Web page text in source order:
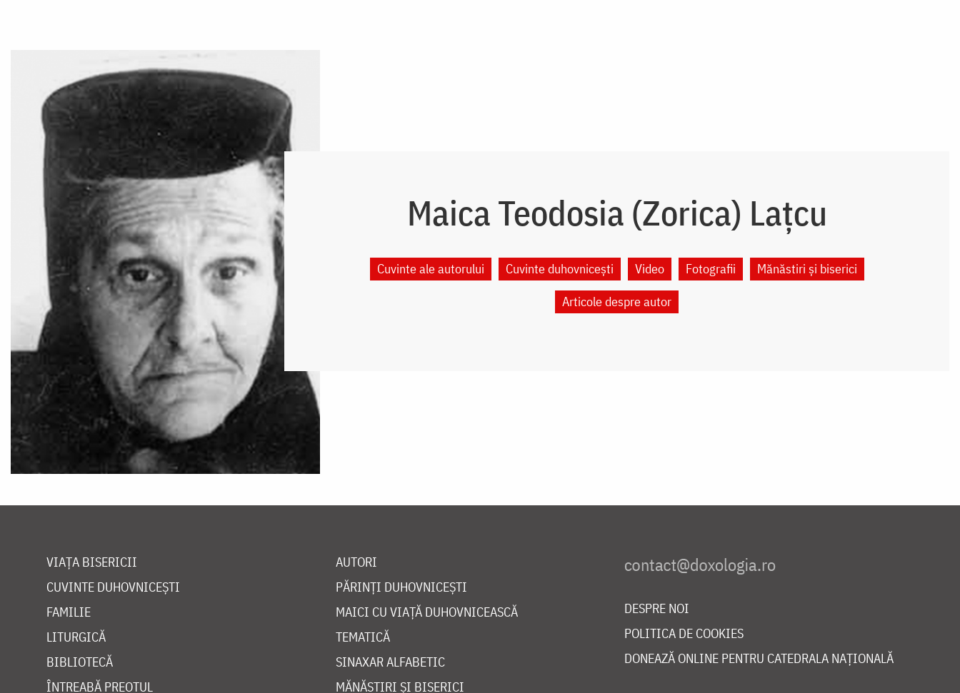
Maica Teodosia (Zorica) Lațcu
Cuvinte ale autorului Cuvinte duhovnicești Video Fotografii
Mănăstiri și biserici
Articole despre autor
VIAȚA BISERICII
CUVINTE DUHOVNICEȘTI
FAMILIE
LITURGICĂ
BIBLIOTECĂ
ÎNTREABĂ PREOTUL
AUTORI
PĂRINȚI DUHOVNICEȘTI
MAICI CU VIAȚĂ DUHOVNICEASCĂ
TEMATICĂ
SINAXAR ALFABETIC
MĂNĂSTIRI ȘI BISERICI
DESPRE NOI
POLITICA DE COOKIES
DONEAZĂ ONLINE PENTRU CATEDRALA NAȚIONALĂ